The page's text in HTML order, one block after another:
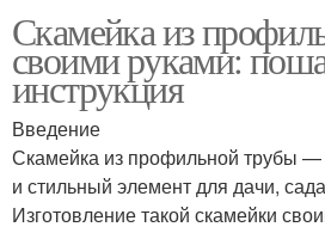
Скамейка из
своими руками:
инструкция
Введение
Скамейка из профильной трубы
и стильный элемент для дачи,
Изготовление такой скамейки